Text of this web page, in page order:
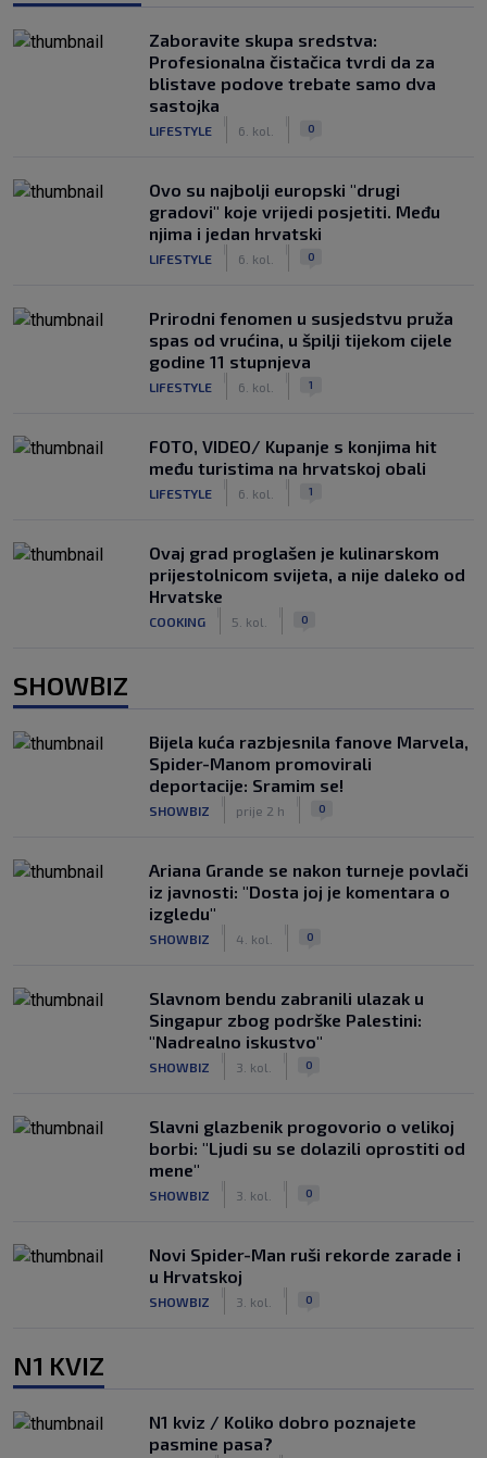
Zaboravite skupa sredstva:
Profesionalna čistačica tvrdi da za
blistave podove trebate samo dva
sastojka
LIFESTYLE 6. kol. 0
Ovo su najbolji europski "drugi
gradovi" koje vrijedi posjetiti. Među
njima i jedan hrvatski
LIFESTYLE 6. kol. 0
Prirodni fenomen u susjedstvu pruža
spas od vrućina, u špilji tijekom cijele
godine 11 stupnjeva
LIFESTYLE 6. kol. 1
FOTO, VIDEO/ Kupanje s konjima hit
među turistima na hrvatskoj obali
LIFESTYLE 6. kol. 1
Ovaj grad proglašen je kulinarskom
prijestolnicom svijeta, a nije daleko od
Hrvatske
COOKING 5. kol. 0
SHOWBIZ
Bijela kuća razbjesnila fanove Marvela,
Spider-Manom promovirali
deportacije: Sramim se!
SHOWBIZ prije 2 h 0
Ariana Grande se nakon turneje povlači
iz javnosti: "Dosta joj je komentara o
izgledu"
SHOWBIZ 4. kol. 0
Slavnom bendu zabranili ulazak u
Singapur zbog podrške Palestini:
"Nadrealno iskustvo"
SHOWBIZ 3. kol. 0
Slavni glazbenik progovorio o velikoj
borbi: "Ljudi su se dolazili oprostiti od
mene"
SHOWBIZ 3. kol. 0
Novi Spider-Man ruši rekorde zarade i
u Hrvatskoj
SHOWBIZ 3. kol. 0
N1 KVIZ
N1 kviz / Koliko dobro poznajete
pasmine pasa?